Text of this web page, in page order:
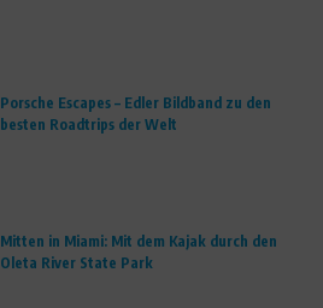
Porsche Escapes – Edler Bildband zu den
besten Roadtrips der Welt
Mitten in Miami: Mit dem Kajak durch den
Oleta River State Park